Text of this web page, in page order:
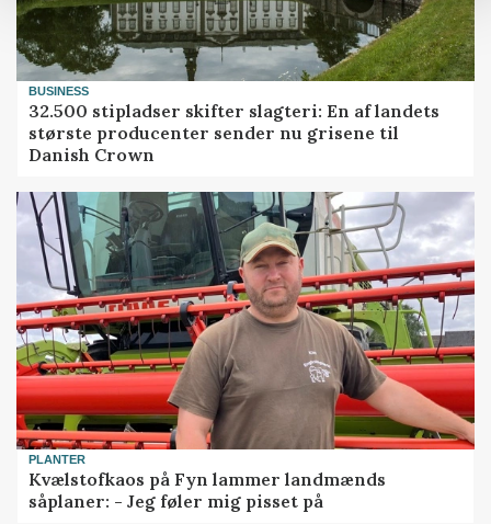
BUSINESS
32.500 stipladser skifter slagteri: En af landets
største producenter sender nu grisene til
Danish Crown
PLANTER
Kvælstofkaos på Fyn lammer landmænds
såplaner: - Jeg føler mig pisset på